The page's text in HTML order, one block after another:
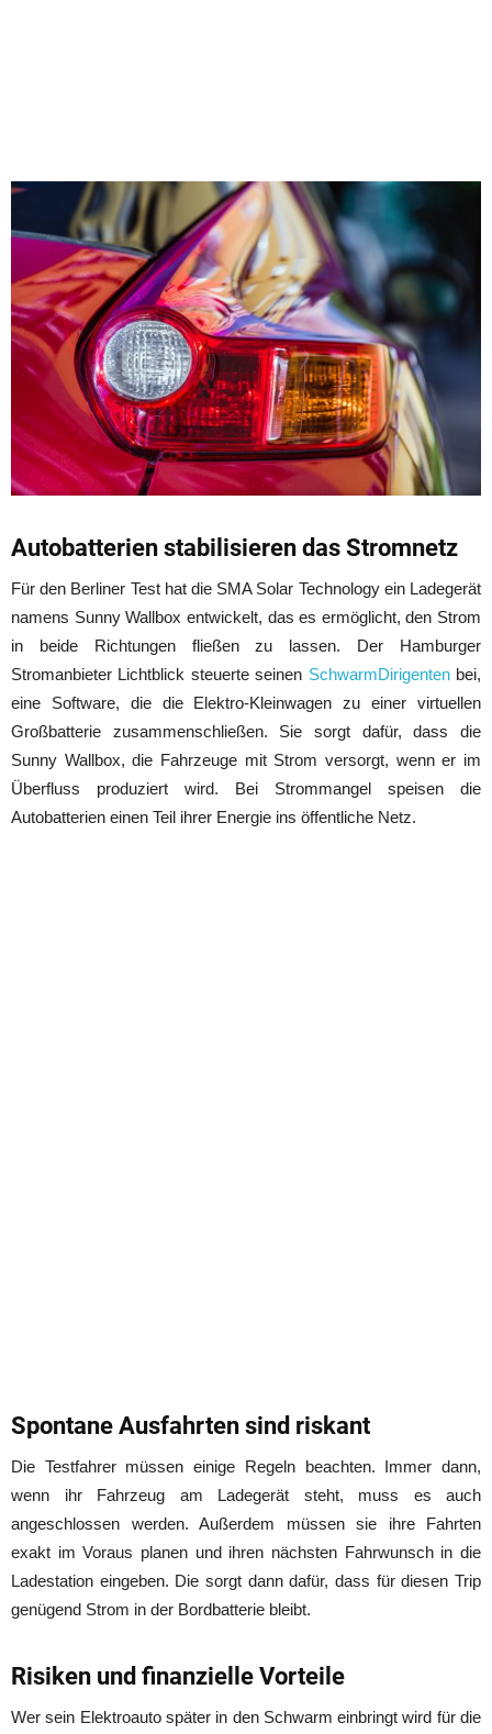
Autobatterien stabilisieren das Stromnetz
Für den Berliner Test hat die SMA Solar Technology ein Ladegerät
namens Sunny Wallbox entwickelt, das es ermöglicht, den Strom
in beide Richtungen fließen zu lassen. Der Hamburger
Stromanbieter Lichtblick steuerte seinen SchwarmDirigentenbei,
eine Software, die die Elektro-Kleinwagen zu einer virtuellen
Großbatterie zusammenschließen. Sie sorgt dafür, dass die
Sunny Wallbox, die Fahrzeuge mit Strom versorgt, wenn er im
Überfluss produziert wird. Bei Strommangel speisen die
Autobatterien einen Teil ihrer Energie ins öffentliche Netz.
Spontane Ausfahrten sind riskant
Die Testfahrer müssen einige Regeln beachten. Immer dann,
wenn ihr Fahrzeug am Ladegerät steht, muss es auch
angeschlossen werden. Außerdem müssen sie ihre Fahrten
exakt im Voraus planen und ihren nächsten Fahrwunsch in die
Ladestation eingeben. Die sorgt dann dafür, dass für diesen Trip
genügend Strom in der Bordbatterie bleibt.
Risiken und finanzielle Vorteile
Wer sein Elektroauto später in den Schwarm einbringt wird für die